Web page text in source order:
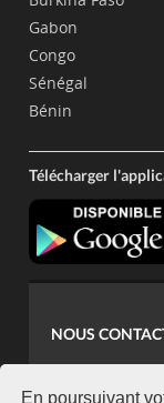
En poursuivant
Gabon
Congo
Sénégal
Bénin
Télécharger
NOUS